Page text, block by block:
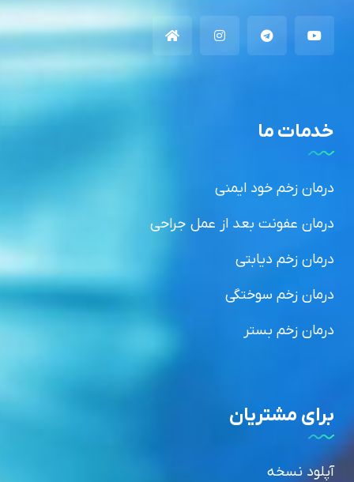
خدمات ما
درمان زخم خود ایمنی
درمان عفونت بعد از عمل جراحی
درمان زخم دیابتی
درمان زخم سوختگی
درمان زخم بستر
برای مشتریان
آپلود نسخه